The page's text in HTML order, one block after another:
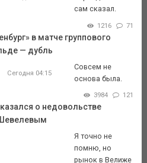
сам сказал.
1216 71
в матче группового
— дубль
Сегодня 04:15
Совсем не
основа была.
3984 121
о недовольстве
Я точно не
помню, но
рынок в Велиже